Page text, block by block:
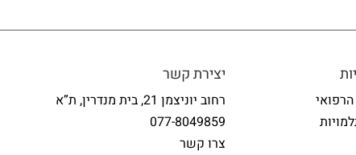
יצירת קשר
רחוב יוניצמן 21, בית מנדרין, ת”א
077-8049859
צרו קשר